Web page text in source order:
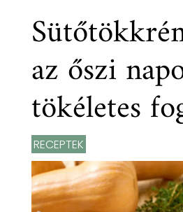
az őszi
tökéletes
RECEPTEK